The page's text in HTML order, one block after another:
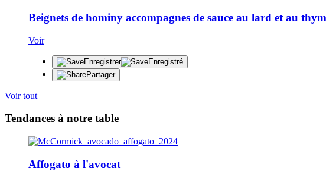
Beignets de hominy accompagnes de sauce au lard et au thym
Voir
Enregistrer
Enregistré
Partager
Voir tout
Tendances à notre table
Affogato à l'avocat